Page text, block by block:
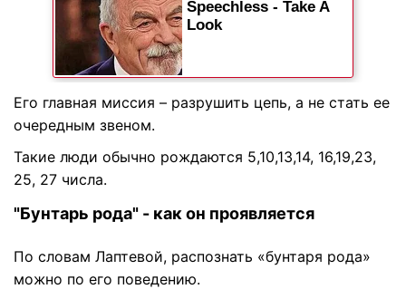
Его главная миссия – разрушить цепь, а не стать ее
очередным звеном.
Такие люди обычно рождаются 5,10,13,14, 16,19,23,
25, 27 числа.
"Бунтарь рода" - как он проявляется
По словам Лаптевой, распознать «бунтаря рода»
можно по его поведению.